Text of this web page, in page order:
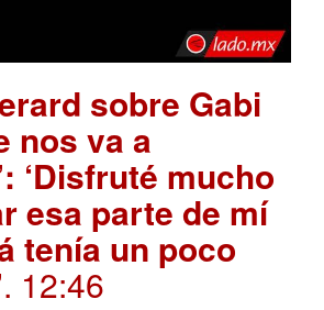
sobre Gabi
nos va a
‘Disfruté mucho
esa parte de mí
tenía un poco
. 12:46